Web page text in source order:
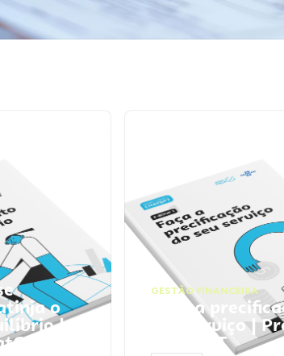
o
|
GESTÃO FINANCEIRA
Faça a
seu serviço |
ChatGPT